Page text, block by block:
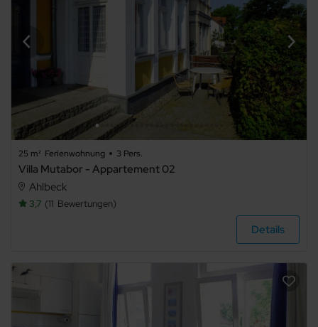
25 m² Ferienwohnung 3 Pers.
Villa Mutabor - Appartement 02
Ahlbeck
3,7 11 Bewertungen
Details